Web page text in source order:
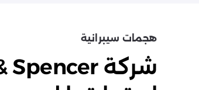
هجمات سيبرانية